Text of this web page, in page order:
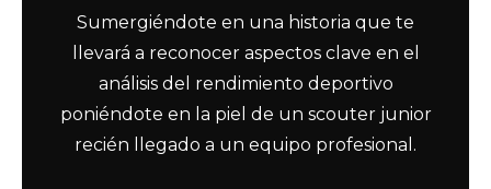
Sumergiéndote en una historia que te
llevará a reconocer aspectos clave en el
análisis del rendimiento deportivo
poniéndote en la piel de un scouter junior
recién llegado a un equipo profesional.